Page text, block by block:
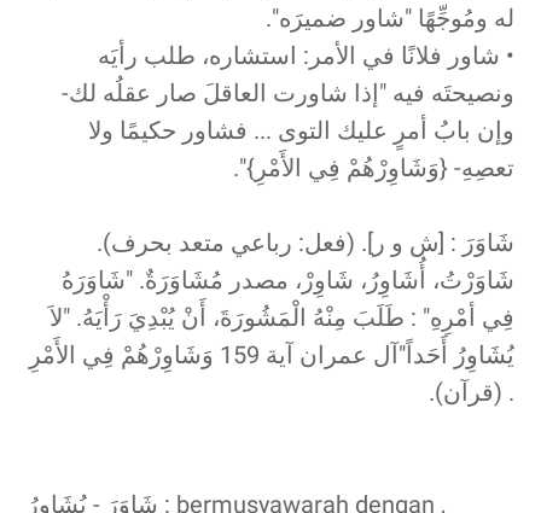
له ومُوجِّهًا "شاور ضميرَه".
• شاور فلانًا في الأمر: استشاره، طلب رأيَه
ونصيحتَه فيه "إذا شاورت العاقلَ صار عقلُه لك-
وإن بابُ أمرٍ عليك التوى ... فشاور حكيمًا ولا
تعصِهِ- {وَشَاوِرْهُمْ فِي الأَمْرِ}".
شَاوَرَ : [ش و ر]. (فعل: رباعي متعد بحرف).
شَاوَرْتُ، أُشَاوِرُ، شَاوِرْ، مصدر مُشَاوَرَةٌ. "شَاوَرَهُ
فِي أمْرِهِ" : طَلَبَ مِنْهُ الْمَشُورَةَ، أَنْ يُبْدِيَ رَأْيَهُ. "لاَ
يُشَاوِرُ أَحَداً"آل عمران آية 159 وَشَاوِرْهُمْ فِي الأَمْرِ
. (قرآن).
شَاوَرَ - يُشَاوِرُ : bermusyawarah dengan ,